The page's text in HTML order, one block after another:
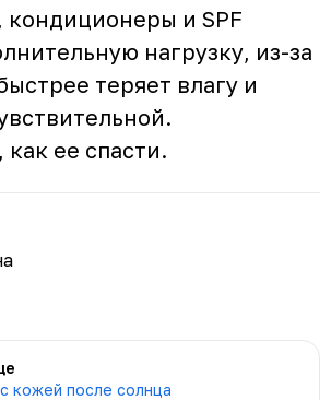
кондиционеры и SPF
нагрузку, из-за
теряет влагу и
ее спасти.
кожей после солнца